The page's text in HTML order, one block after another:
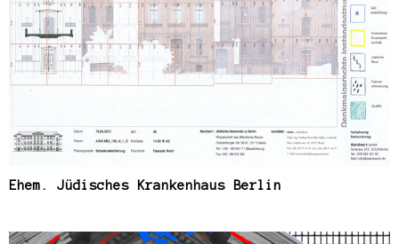
Ehem. Jüdisches Krankenhaus Berlin